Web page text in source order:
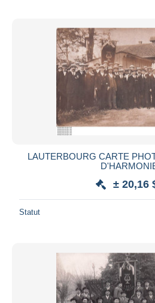
LAUTERBOURG CARTE
± 20,16
Statut